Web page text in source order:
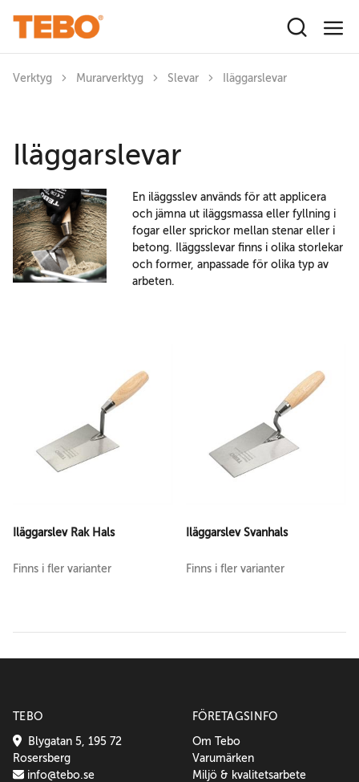
Verktyg Murarverktyg Slevar Iläggarslevar
Iläggarslevar
En iläggsslev används för att applicera
och jämna ut iläggsmassa eller fyllning i
fogar eller sprickor mellan stenar eller i
betong. Iläggsslevar finns i olika storlekar
och former, anpassade för olika typ av
arbeten.
Iläggarslev Rak Hals
Finns i fler varianter
Iläggarslev Svanhals
Finns i fler varianter
TEBO
Blygatan 5, 195 72
Rosersberg
info@tebo.se
FÖRETAGSINFO
Om Tebo
Varumärken
Miljö & kvalitetsarbete